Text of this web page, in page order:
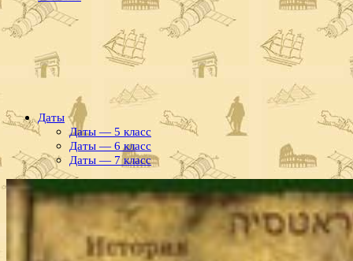
Даты
Даты — 5 класс
Даты — 6 класс
Даты — 7 класс